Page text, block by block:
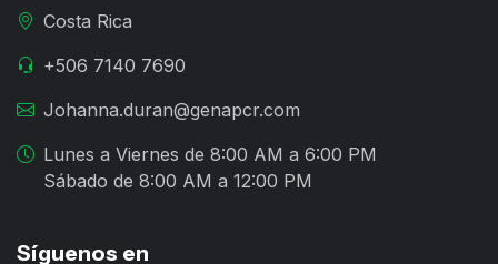
Costa Rica
+506 7140 7690
Johanna.duran@genapcr.com
Lunes a Viernes de 8:00 AM a 6:00 PM
Sábado de 8:00 AM a 12:00 PM
Síguenos en